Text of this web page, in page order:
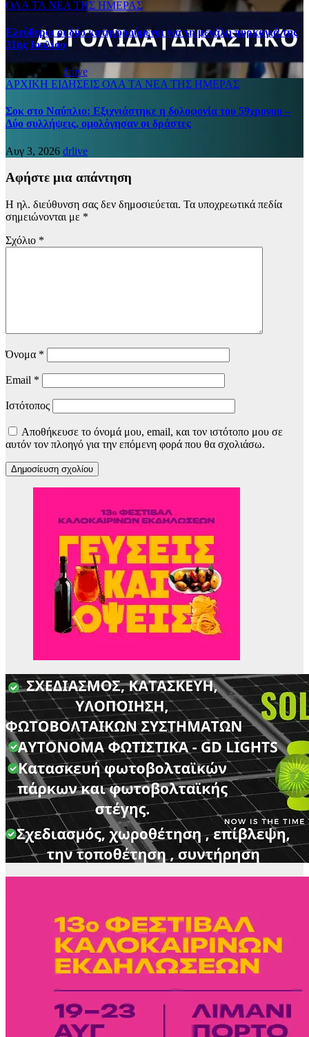
ΟΛΑ ΤΑ ΝΕΑ ΤΗΣ ΗΜΕΡΑΣ
Ελεύθεροι οι δύο κατηγορούμενοι για τη μεγάλη πυρκαγιά της
31ης Ιουλίου
Αυγ 5, 2026 drlive
ΑΡΧΙΚΗ ΕΙΔΗΣΕΙΣ ΟΛΑ ΤΑ ΝΕΑ ΤΗΣ ΗΜΕΡΑΣ
Σοκ στο Ναύπλιο: Εξιχνιάστηκε η δολοφονία του 59χρονου –
Δύο συλλήψεις, ομολόγησαν οι δράστες
Αυγ 3, 2026 drlive
Αφήστε μια απάντηση
Η ηλ. διεύθυνση σας δεν δημοσιεύεται. Τα υποχρεωτικά πεδία
σημειώνονται με *
Σχόλιο *
Όνομα *
Email *
Ιστότοπος
Αποθήκευσε το όνομά μου, email, και τον ιστότοπο μου σε
αυτόν τον πλοηγό για την επόμενη φορά που θα σχολιάσω.